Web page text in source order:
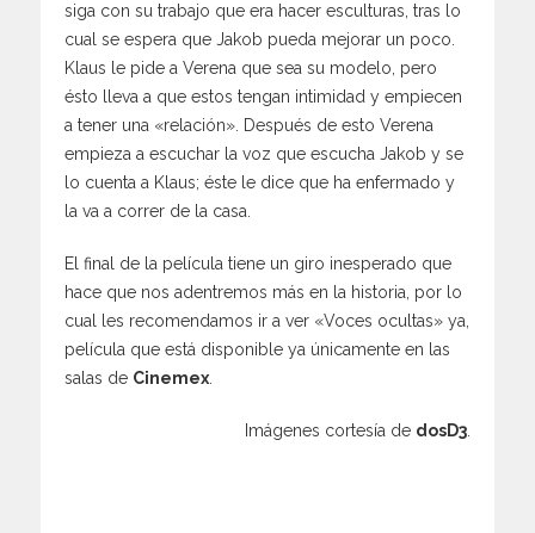
siga con su trabajo que era hacer esculturas, tras lo
cual se espera que Jakob pueda mejorar un poco.
Klaus le pide a Verena que sea su modelo, pero
ésto lleva a que estos tengan intimidad y empiecen
a tener una «relación». Después de esto Verena
empieza a escuchar la voz que escucha Jakob y se
lo cuenta a Klaus; éste le dice que ha enfermado y
la va a correr de la casa.
El final de la película tiene un giro inesperado que
hace que nos adentremos más en la historia, por lo
cual les recomendamos ir a ver «Voces ocultas» ya,
película que está disponible ya únicamente en las
salas de Cinemex.
Imágenes cortesía de dosD3.